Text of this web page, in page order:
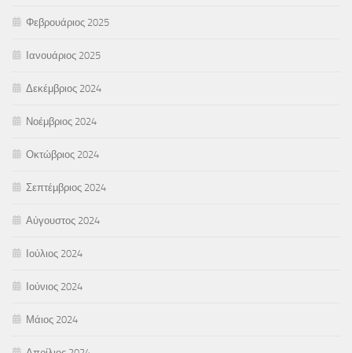
Φεβρουάριος 2025
Ιανουάριος 2025
Δεκέμβριος 2024
Νοέμβριος 2024
Οκτώβριος 2024
Σεπτέμβριος 2024
Αύγουστος 2024
Ιούλιος 2024
Ιούνιος 2024
Μάιος 2024